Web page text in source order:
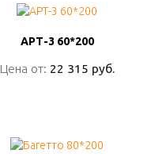
АРТ-3 60*200
Цена от: 22 315 руб.
АРТ-3 60*200
Цена от: 22 315 руб.